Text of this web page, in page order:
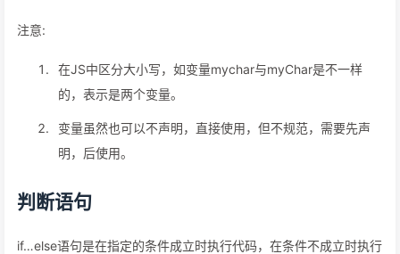
注意:
在JS中区分大小写，如变量mychar与myChar是不一样
的，表示是两个变量。
变量虽然也可以不声明，直接使用，但不规范，需要先声
明，后使用。
判断语句
if…else语句是在指定的条件成立时执行代码，在条件不成立时执行